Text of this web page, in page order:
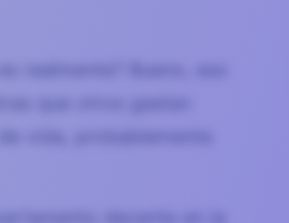
que otros gastan
decente en la